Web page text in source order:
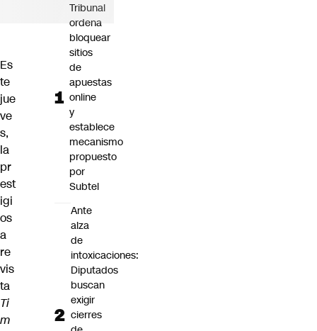
Es
te
jue
ve
s,
la
pr
est
igi
os
a
re
vis
ta
Ti
m
Tribunal
ordena
bloquear
sitios
de
apuestas
online
y
establece
mecanismo
propuesto
por
Subtel
Ante
alza
de
intoxicaciones:
Diputados
buscan
exigir
cierres